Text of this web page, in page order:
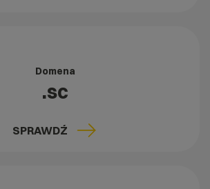
Domena
.sc
SPRAWDŹ